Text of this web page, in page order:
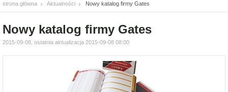
strona główna Aktualności Nowy katalog firmy Gates
Nowy katalog firmy Gates
2015-09-08, ostatnia aktualizacja 2015-09-08 08:00